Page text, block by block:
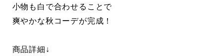
小物も白で合わせることで
爽やかな秋コーデが完成！
商品詳細↓